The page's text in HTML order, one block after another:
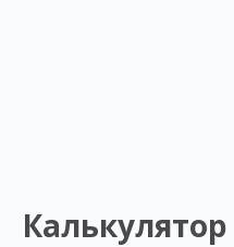
Калькулятор